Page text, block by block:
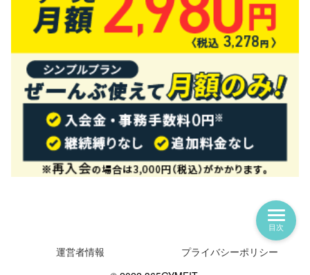
運営者情報
プライバシーポリシー
目次